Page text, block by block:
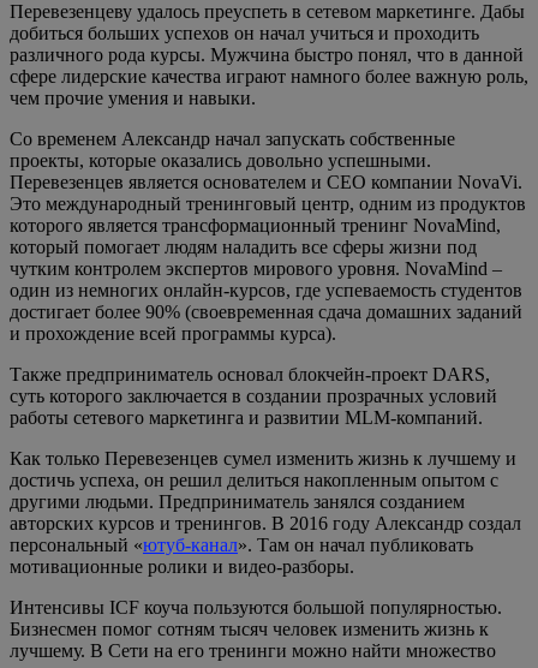
Перевезенцеву удалось преуспеть в сетевом маркетинге. Дабы
добиться больших успехов он начал учиться и проходить
различного рода курсы. Мужчина быстро понял, что в данной
сфере лидерские качества играют намного более важную роль,
чем прочие умения и навыки.
Со временем Александр начал запускать собственные
проекты, которые оказались довольно успешными.
Перевезенцев является основателем и СЕО компании NovaVi.
Это международный тренинговый центр, одним из продуктов
которого является трансформационный тренинг NovaMind,
который помогает людям наладить все сферы жизни под
чутким контролем экспертов мирового уровня. NovaMind –
один из немногих онлайн-курсов, где успеваемость студентов
достигает более 90% (своевременная сдача домашних заданий
и прохождение всей программы курса).
Также предприниматель основал блокчейн-проект DARS,
суть которого заключается в создании прозрачных условий
работы сетевого маркетинга и развитии MLM-компаний.
Как только Перевезенцев сумел изменить жизнь к лучшему и
достичь успеха, он решил делиться накопленным опытом с
другими людьми. Предприниматель занялся созданием
авторских курсов и тренингов. В 2016 году Александр создал
персональный «ютуб-канал». Там он начал публиковать
мотивационные ролики и видео-разборы.
Интенсивы ICF коуча пользуются большой популярностью.
Бизнесмен помог сотням тысяч человек изменить жизнь к
лучшему. В Сети на его тренинги можно найти множество